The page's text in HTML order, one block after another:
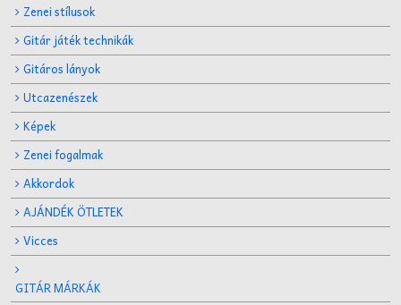
Zenei stílusok
Gitár játék technikák
Gitáros lányok
Utcazenészek
Képek
Zenei fogalmak
Akkordok
AJÁNDÉK ÖTLETEK
Vicces
GITÁR MÁRKÁK